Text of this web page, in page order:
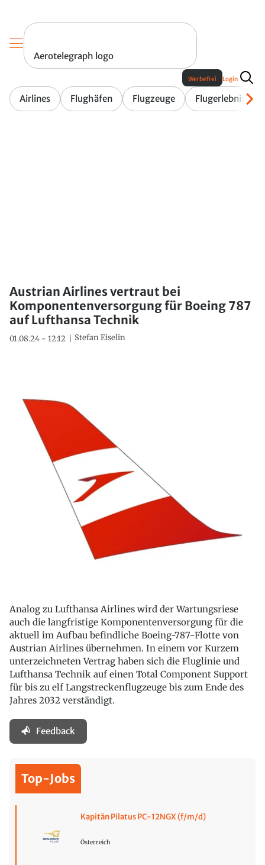
Aerotelegraph logo
Airlines Flughäfen Flugzeuge Flugerlebnis
Werbefrei Login
Austrian Airlines vertraut bei
Komponentenversorgung für Boeing 787
auf Lufthansa Technik
01.08.24 - 12:12 Stefan Eiselin
Analog zu Lufthansa Airlines wird der Wartungsriese
auch die langfristige Komponentenversorgung für die
aktuell im Aufbau befindliche Boeing-787-Flotte von
Austrian Airlines übernehmen. In einem vor Kurzem
unterzeichneten Vertrag haben sich die Fluglinie und
Lufthansa Technik auf einen Total Component Support
für bis zu elf Langstreckenflugzeuge bis zum Ende des
Jahres 2032 verständigt.
Feedback
Top-Jobs
Kapitän Pilatus PC-12NGX (f/m/d)
Österreich